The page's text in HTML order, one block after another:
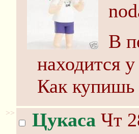
В
находится
Как купишь
>> Цукаса Чт